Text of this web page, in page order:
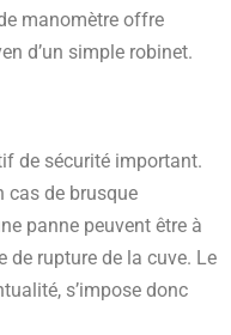
manomètre offre
d’un simple robinet.
de sécurité important.
cas de brusque
panne peuvent être à
de rupture de la cuve. Le
s’impose donc